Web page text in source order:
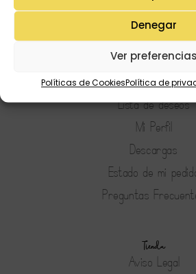
Denegar
Ver preferencias
Políticas de CookiesPolítica de
Mi Cuenta
Lista de deseos
Mi Perfil
Descargas
Estado de mi
Preguntas
Tienda
Aviso Legal